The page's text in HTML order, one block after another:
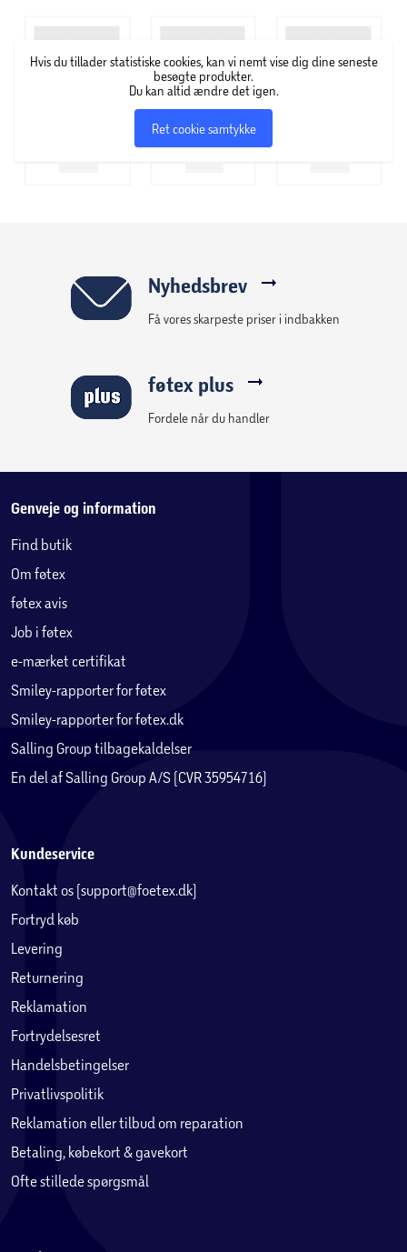
Hvis du tillader statistiske cookies, kan vi nemt vise dig dine seneste
besøgte produkter.
Du kan altid ændre det igen.
Ret cookie samtykke
Nyhedsbrev
Få vores skarpeste priser i indbakken
føtex plus
Fordele når du handler
Genveje og information
Find butik
Om føtex
føtex avis
Job i føtex
e-mærket certifikat
Smiley-rapporter for føtex
Smiley-rapporter for føtex.dk
Salling Group tilbagekaldelser
En del af Salling Group A/S (CVR 35954716)
Kundeservice
Kontakt os (support@foetex.dk)
Fortryd køb
Levering
Returnering
Reklamation
Fortrydelsesret
Handelsbetingelser
Privatlivspolitik
Reklamation eller tilbud om reparation
Betaling, købekort & gavekort
Ofte stillede spørgsmål